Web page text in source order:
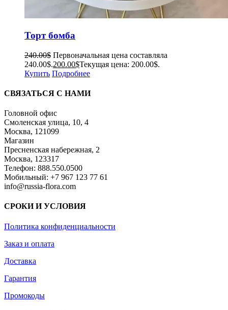
Торт бомба
240.00$ Первоначальная цена составляла
240.00$.200.00$Текущая цена: 200.00$.
Купить Подробнее
СВЯЗАТЬСЯ С НАМИ
Головной офис
Смоленская улица, 10, 4
Москва, 121099
Магазин
Пресненская набережная, 2
Москва, 123317
Телефон: 888.550.0500
Мобильный: +7 967 123 77 61
info@russia-flora.com
СРОКИ И УСЛОВИЯ
Политика конфиденциальности
Заказ и оплата
Доставка
Гарантия
Промокоды